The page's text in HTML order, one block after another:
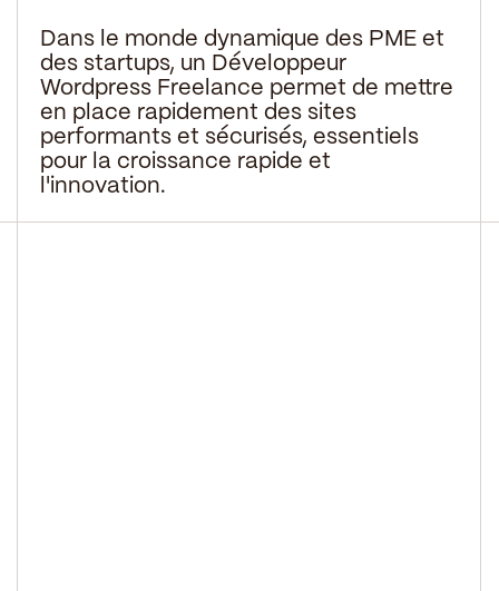
Dans le monde dynamique des PME et
des startups, un Développeur
Wordpress Freelance permet de mettre
en place rapidement des sites
performants et sécurisés, essentiels
pour la croissance rapide et
l'innovation.